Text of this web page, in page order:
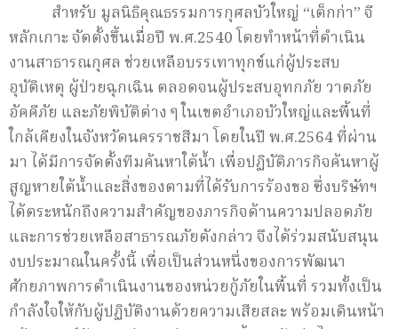
สำหรับ มูลนิธิคุณธรรมการกุศลบัวใหญ่ “เต็กก่า” จี
หลักเกาะ จัดตั้งขึ้นเมื่อปี พ.ศ.2540 โดยทำหน้าที่ดำเนิน
งานสาธารณกุศล ช่วยเหลือบรรเทาทุกข์แก่ผู้ประสบ
อุบัติเหตุ ผู้ป่วยฉุกเฉิน ตลอดจนผู้ประสบอุทกภัย วาตภัย
อัคคีภัย และภัยพิบัติต่าง ๆ ในเขตอำเภอบัวใหญ่และพื้นที่
ใกล้เคียงในจังหวัดนครราชสีมา โดยในปี พ.ศ.2564 ที่ผ่าน
มา ได้มีการจัดตั้งทีมค้นหาใต้น้ำ เพื่อปฏิบัติภารกิจค้นหาผู้
สูญหายใต้น้ำและสิ่งของตามที่ได้รับการร้องขอ ซึ่งบริษัทฯ
ได้ตระหนักถึงความสำคัญของภารกิจด้านความปลอดภัย
และการช่วยเหลือสาธารณภัยดังกล่าว จึงได้ร่วมสนับสนุน
งบประมาณในครั้งนี้ เพื่อเป็นส่วนหนึ่งของการพัฒนา
ศักยภาพการดำเนินงานของหน่วยกู้ภัยในพื้นที่ รวมทั้งเป็น
กำลังใจให้กับผู้ปฏิบัติงานด้วยความเสียสละ พร้อมเดินหน้า